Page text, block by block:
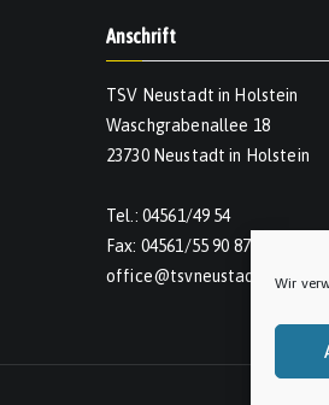
Wir
Anschrift
TSV Neustadt in Holstein
Waschgrabenallee 18
23730 Neustadt in Holstein
Tel.: 04561/49 54
Fax: 04561/55 90 874
office@tsvneustadt.de